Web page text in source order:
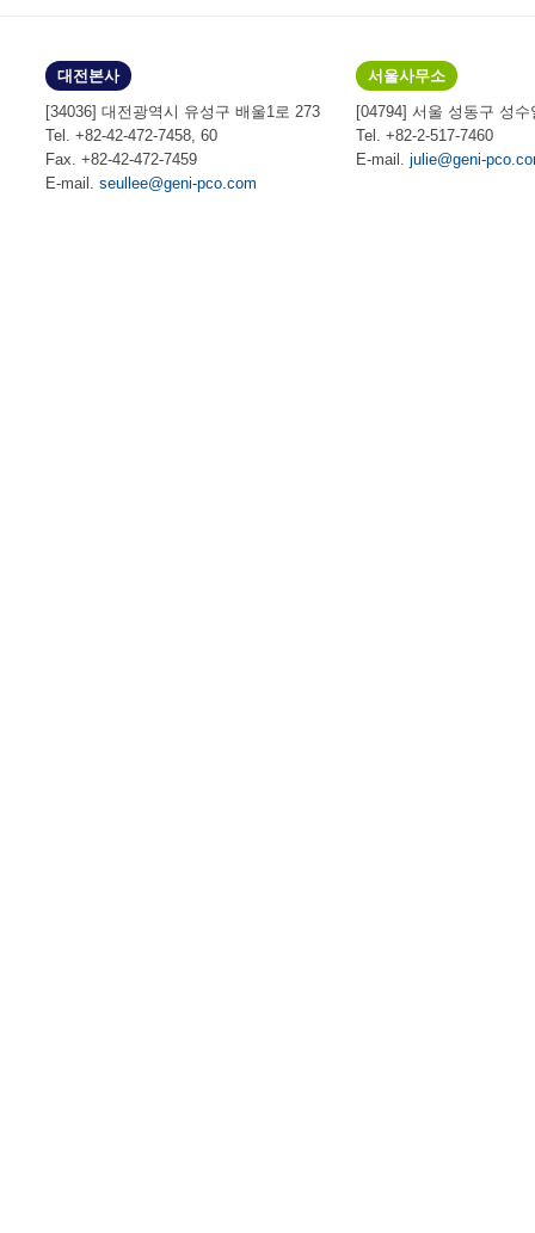
대전본사
[34036] 대전광역시 유성구 배울1로 273
Tel. +82-42-472-7458, 60
Fax. +82-42-472-7459
E-mail. seullee@geni-pco.com
서울사무소
[04794] 서울 성동구 성
Tel. +82-2-517-7460
E-mail. julie@geni-